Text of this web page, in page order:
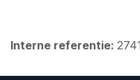
Interne referentie: 2741